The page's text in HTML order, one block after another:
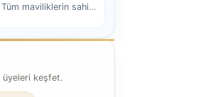
maviliklerin sahibi
keşfet.